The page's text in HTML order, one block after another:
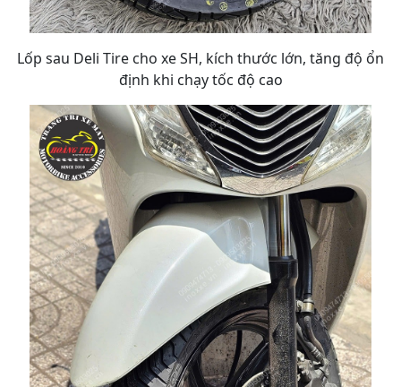
Lốp sau Deli Tire cho xe SH, kích thước lớn, tăng độ ổn
định khi chạy tốc độ cao